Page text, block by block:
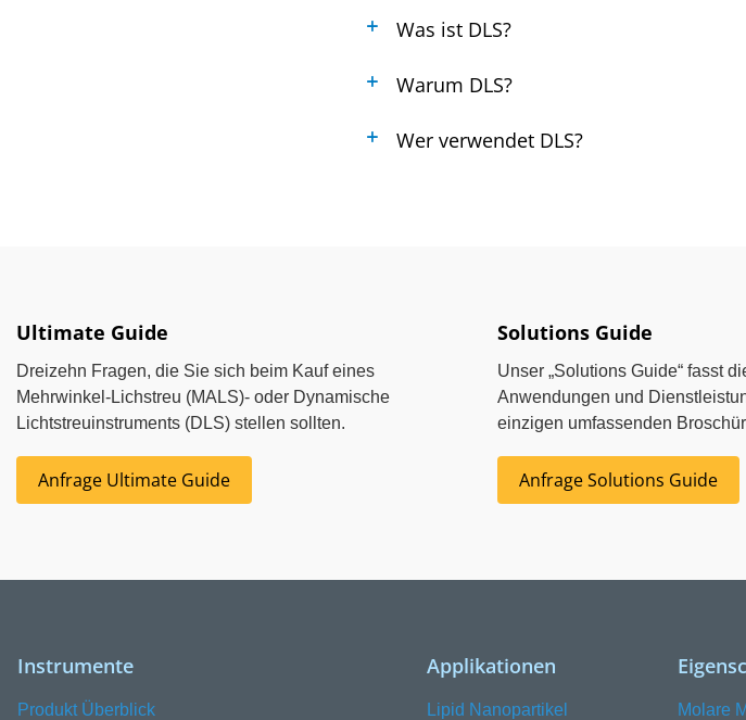
Was ist DLS?
Warum DLS?
Wer verwendet DLS?
Ultimate Guide
Dreizehn Fragen, die Sie sich beim Kauf eines
Mehrwinkel-Lichstreu (MALS)- oder Dynamische
Lichtstreuinstruments (DLS) stellen sollten.
Anfrage Ultimate Guide
Solutions Guide
Unser „Solutions Guide“ fasst
Anwendungen und
einzigen umfassenden
Anfrage Solutions Guide
Instrumente
Produkt Überblick
Applikationen
Lipid Nanopartikel
Molare